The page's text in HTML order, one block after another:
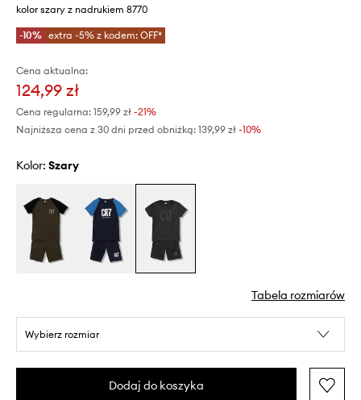
kolor szary z nadrukiem 8770
-10% extra -5% z kodem: OFF*
Cena aktualna:
124,99 zł
Cena regularna: 159,99 zł -21%
Najniższa cena z 30 dni przed obniżką: 139,99 zł -10%
Kolor: szary
Tabela rozmiarów
Wybierz rozmiar
Dodaj do koszyka